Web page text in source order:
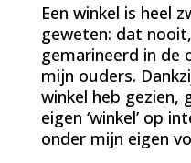
Een winkel is heel
geweten: dat
gemarineerd in de
mijn ouders.
winkel heb gezien,
eigen ‘winkel’ op
onder mijn eigen